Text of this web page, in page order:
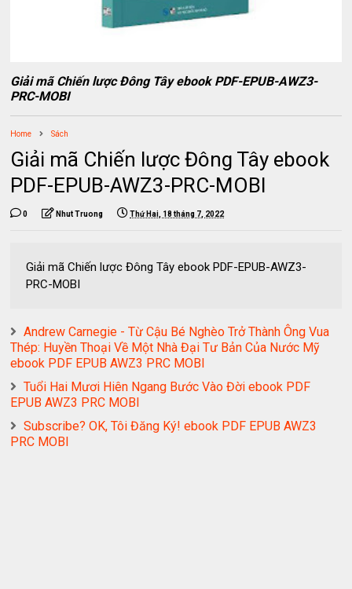
Giải mã Chiến lược Đông Tây ebook PDF-EPUB-AWZ3-
PRC-MOBI
Home Sách
Giải mã Chiến lược Đông Tây ebook
PDF-EPUB-AWZ3-PRC-MOBI
0 Nhut Truong Thứ Hai, 18 tháng 7, 2022
Giải mã Chiến lược Đông Tây ebook PDF-EPUB-AWZ3-
PRC-MOBI
Andrew Carnegie - Từ Cậu Bé Nghèo Trở Thành Ông Vua
Thép: Huyền Thoại Về Một Nhà Đại Tư Bản Của Nước Mỹ
ebook PDF EPUB AWZ3 PRC MOBI
Tuổi Hai Mươi Hiên Ngang Bước Vào Đời ebook PDF
EPUB AWZ3 PRC MOBI
Subscribe? OK, Tôi Đăng Ký! ebook PDF EPUB AWZ3
PRC MOBI